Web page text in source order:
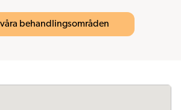
behandlingsområden